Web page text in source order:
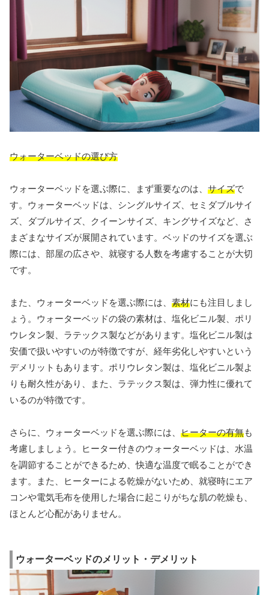
ウォーターベッドの選び方
ウォーターベッドを選ぶ際に、まず重要なのは、 サイズで
す。ウォーターベッドは、シングルサイズ、セミダブルサイ
ズ、ダブルサイズ、クイーンサイズ、キングサイズなど、さ
まざまなサイズが展開されています。ベッドのサイズを選ぶ
際には、部屋の広さや、就寝する人数を考慮することが大切
です。
また、ウォーターベッドを選ぶ際には、 素材にも注目しまし
ょう。ウォーターベッドの袋の素材は、塩化ビニル製、ポリ
ウレタン製、ラテックス製などがあります。塩化ビニル製は
安価で扱いやすいのが特徴ですが、経年劣化しやすいという
デメリットもあります。ポリウレタン製は、塩化ビニル製よ
りも耐久性があり、また、ラテックス製は、弾力性に優れて
いるのが特徴です。
さらに、ウォーターベッドを選ぶ際には、 ヒーターの有無も
考慮しましょう。ヒーター付きのウォーターベッドは、水温
を調節することができるため、快適な温度で眠ることができ
ます。また、ヒーターによる乾燥がないため、就寝時にエア
コンや電気毛布を使用した場合に起こりがちな肌の乾燥も、
ほとんど心配がありません。
ウォーターベッドのメリット・デメリット